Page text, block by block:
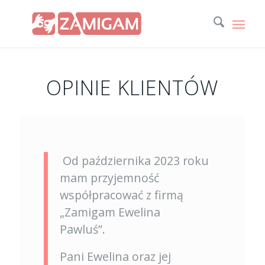
OPINIE KLIENTÓW
Od października 2023 roku
mam przyjemność
współpracować z firmą
„Zamigam Ewelina
Pawluś”.
Pani Ewelina oraz jej